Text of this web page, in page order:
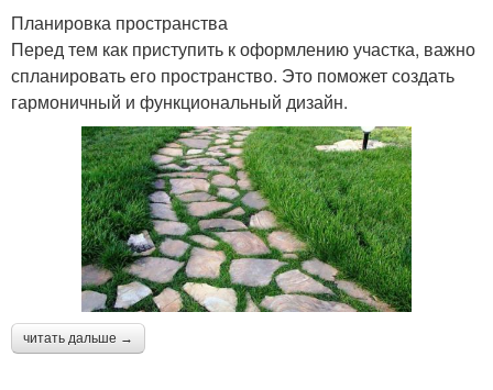
Планировка пространства
Перед тем как приступить к оформлению участка, важно
спланировать его пространство. Это поможет создать
гармоничный и функциональный дизайн.
читать дальше →